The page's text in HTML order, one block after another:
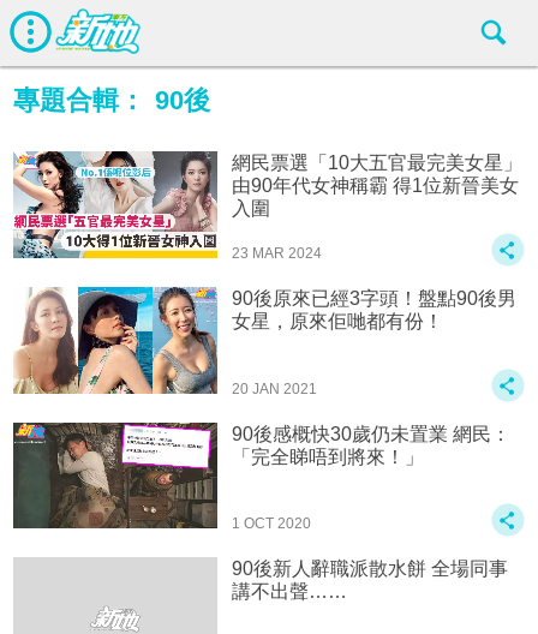
專題合輯： 90後
網民票選「10大五官最完美女星」
由90年代女神稱霸 得1位新晉美女
入圍
23 MAR 2024
90後原來已經3字頭！盤點90後男
女星，原來佢哋都有份！
20 JAN 2021
90後感概快30歲仍未置業 網民：
「完全睇唔到將來！」
1 OCT 2020
90後新人辭職派散水餅 全場同事
講不出聲……